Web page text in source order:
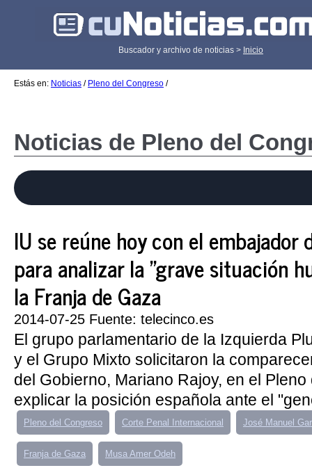
Buscador y archivo de noticias > Inicio
Estás en: Noticias / Pleno del Congreso /
Noticias de Pleno del
IU se reúne hoy con el embajador
para analizar la "grave situación
la Franja de Gaza
2014-07-25 Fuente: telecinco.es
El grupo parlamentario de la Izquierda
y el Grupo Mixto solicitaron la
del Gobierno, Mariano Rajoy, en el
explicar la posición española ante el
Pleno del Congreso Corte Penal Internacional José Manuel
Franja de Gaza Musa Amer Odeh